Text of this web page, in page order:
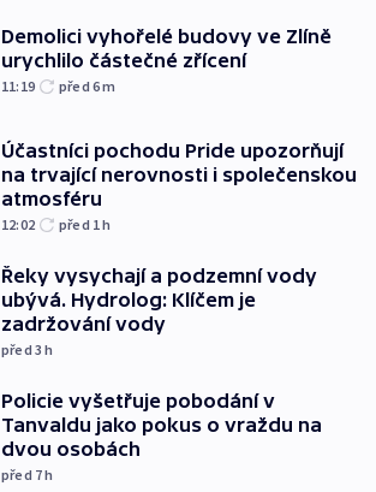
Demolici vyhořelé budovy ve Zlíně
urychlilo částečné zřícení
11:19 před 6m
Účastníci pochodu Pride upozorňují
na trvající nerovnosti i společenskou
atmosféru
12:02 před 1h
Řeky vysychají a podzemní vody
ubývá. Hydrolog: Klíčem je
zadržování vody
před 3h
Policie vyšetřuje pobodání v
Tanvaldu jako pokus o vraždu na
dvou osobách
před 7h